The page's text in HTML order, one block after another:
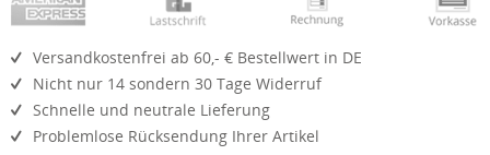
Versandkostenfrei ab 60,- € Bestellwert in DE
Nicht nur 14 sondern 30 Tage Widerruf
Schnelle und neutrale Lieferung
Problemlose Rücksendung Ihrer Artikel